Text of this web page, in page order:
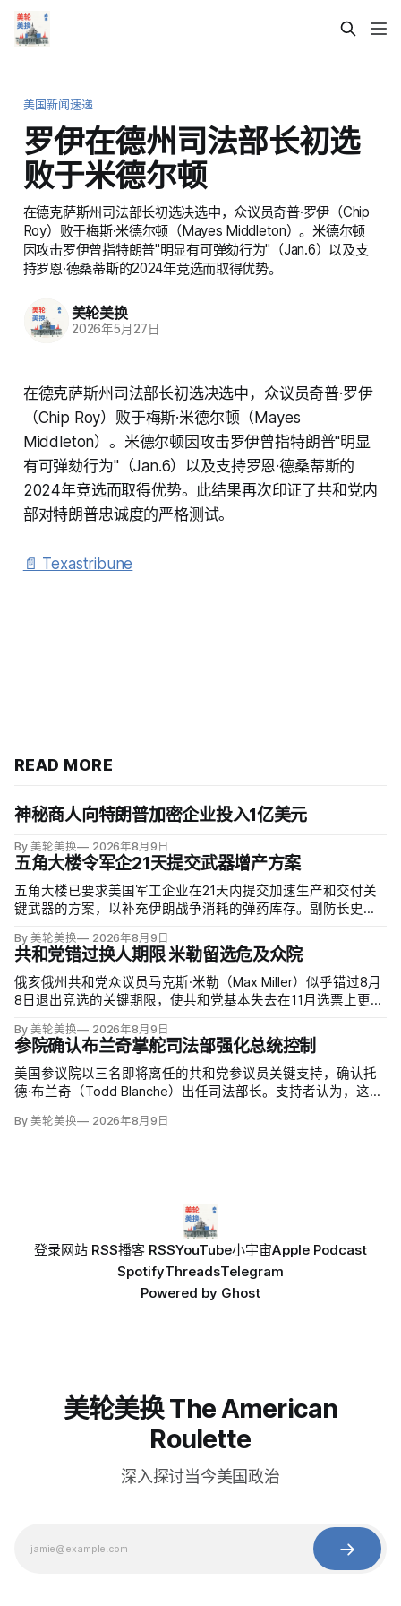
美国新闻速递
罗伊在德州司法部长初选
败于米德尔顿
在德克萨斯州司法部长初选决选中，众议员奇普·罗伊（Chip
Roy）败于梅斯·米德尔顿（Mayes Middleton）。米德尔顿
因攻击罗伊曾指特朗普"明显有可弹劾行为"（Jan.6）以及支
持罗恩·德桑蒂斯的2024年竞选而取得优势。
美轮美换
2026年5月27日
在德克萨斯州司法部长初选决选中，众议员奇普·罗伊
（Chip Roy）败于梅斯·米德尔顿（Mayes
Middleton）。米德尔顿因攻击罗伊曾指特朗普"明显
有可弹劾行为"（Jan.6）以及支持罗恩·德桑蒂斯的
2024年竞选而取得优势。此结果再次印证了共和党内
部对特朗普忠诚度的严格测试。
📄 Texastribune
READ MORE
神秘商人向特朗普加密企业投入1亿美元
By 美轮美换 2026年8月9日
五角大楼令军企21天提交武器增产方案
五角大楼已要求美国军工企业在21天内提交加速生产和交付关
键武器的方案，以补充伊朗战争消耗的弹药库存。副防长史蒂
可接受，必须立即扩大产能；
By 美轮美换 2026年8月9日
共和党错过换人期限 米勒留选危及众院
俄亥俄州共和党众议员马克斯·米勒（Max Miller）似乎错过8月
8日退出竞选的关键期限，使共和党基本失去在11月选票上更换
Moreno）指控家暴并予以否认，众院道德委员会同时调查他是
否涉及家庭暴力、虐待或非法用药。
By 美轮美换 2026年8月9日
参院确认布兰奇掌舵司法部强化总统控制
美国参议院以三名即将离任的共和党参议员关键支持，确认托
德·布兰奇（Todd Blanche）出任司法部长。支持者认为，这位
冲动；
By 美轮美换 2026年8月9日
登录网站 RSS播客 RSSYouTube小宇宙Apple Podcast
SpotifyThreadsTelegram
Powered by Ghost
美轮美换 The American
Roulette
深入探讨当今美国政治